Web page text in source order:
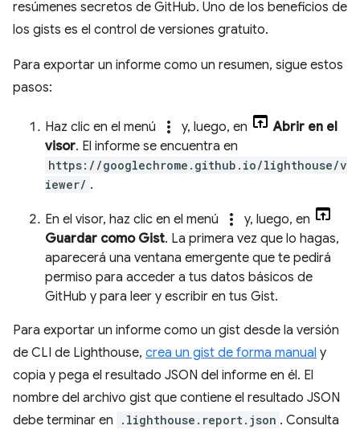
resúmenes secretos de GitHub. Uno de los beneficios de
los gists es el control de versiones gratuito.
Para exportar un informe como un resumen, sigue estos
pasos:
Haz clic en el menú more_vert y, luego, en
Abrir en el
visor. El informe se encuentra en
https://googlechrome.github.io/lighthouse/v
iewer/ .
En el visor, haz clic en el menú more_vert
y, luego, en
Guardar como Gist. La primera vez que lo hagas,
aparecerá una ventana emergente que te pedirá
permiso para acceder a tus datos básicos de
GitHub y para leer y escribir en tus Gist.
Para exportar un informe como un gist desde la versión
de CLI de Lighthouse, crea un gist de forma manual y
copia y pega el resultado JSON del informe en él. El
nombre del archivo gist que contiene el resultado JSON
debe terminar en
.lighthouse.report.json . Consulta